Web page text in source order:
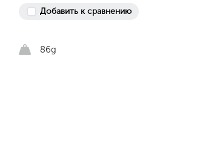
Добавить к сравнению
86g